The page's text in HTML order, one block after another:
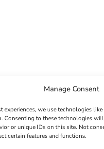
Manage Consent
experiences, we use technologies
Consenting to these technologies
or unique IDs on this site. Not
certain features and functions.